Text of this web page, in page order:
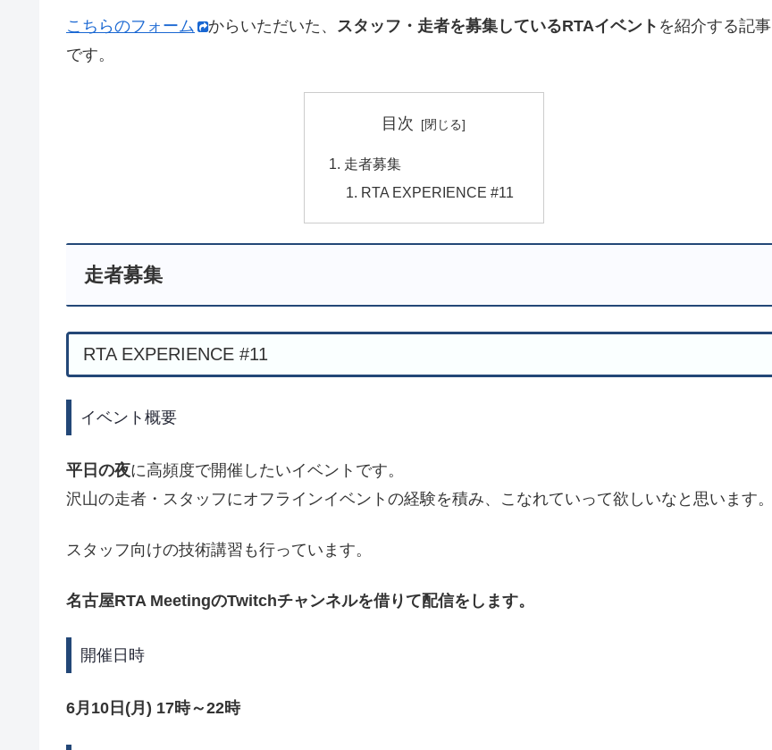
こちらのフォーム からいただいた、 スタッフ・走者を募集しているRTAイベント を紹介する記事
です。
目次
走者募集
RTA EXPERIENCE #11
走者募集
RTA EXPERIENCE #11
イベント概要
平日の夜に高頻度で開催したいイベントです。
沢山の走者・スタッフにオフラインイベントの経験を積み、こなれていって欲しいなと思います。
スタッフ向けの技術講習も行っています。
名古屋RTA MeetingのTwitchチャンネルを借りて配信をします。
開催日時
6月10日(月) 17時～22時